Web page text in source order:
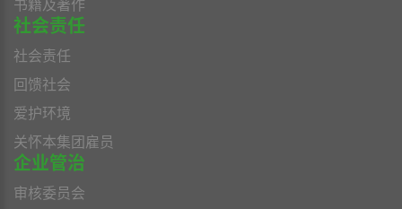
书籍及著作
社会责任
社会责任
回馈社会
爱护环境
关怀本集团雇员
企业管治
审核委员会